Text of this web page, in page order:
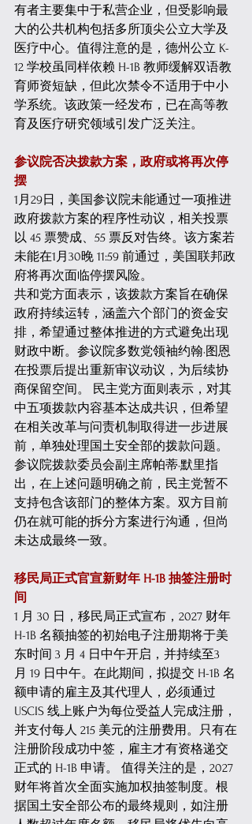
有者主要集中于私营企业，但受影响最
大的公共机构包括多所顶尖公立大学及
医疗中心。值得注意的是，德州公立 K-
12 学校虽同样依赖 H-1B 教师缓解双语教
育师资短缺，但此次禁令不适用于中小
学系统。该政策一经发布，已在高等教
育及医疗研究领域引发广泛关注。
参议院否决拨款方案，政府或将再次停
摆
1月29日，美国参议院未能通过一项推进
政府拨款方案的程序性动议，相关投票
以 45 票赞成、55 票反对告终。该方案若
未能在1月30晚 11:59 前通过，美国联邦政
府将再次面临停摆风险。
共和党方面表示，该拨款方案旨在确保
政府持续运转，涵盖六个部门的资金安
排，希望通过整体推进的方式避免出现
财政中断。参议院多数党领袖约翰·图恩
在投票后提出重新审议动议，为后续协
商保留空间。 民主党方面则表示，对其
中五项拨款内容基本达成共识，但希望
在相关改革与问责机制取得进一步进展
前，单独处理国土安全部的拨款问题。
参议院拨款委员会副主席帕蒂·默里指
出，在上述问题明确之前，民主党暂不
支持包含该部门的整体方案。双方目前
仍在就可能的拆分方案进行沟通，但尚
未达成最终一致。
移民局正式官宣新财年 H-1B 抽签注册时
间
1 月 30 日，移民局正式宣布，2027 财年
H-1B 名额抽签的初始电子注册期将于美
东时间 3 月 4 日中午开启，并持续至3
月 19 日中午。在此期间，拟提交 H-1B 名
额申请的雇主及其代理人，必须通过
USCIS 线上账户为每位受益人完成注册，
并支付每人 215 美元的注册费用。只有在
注册阶段成功中签，雇主才有资格递交
正式的 H-1B 申请。 值得关注的是，2027
财年将首次全面实施加权抽签制度。根
据国土安全部公布的最终规则，如注册